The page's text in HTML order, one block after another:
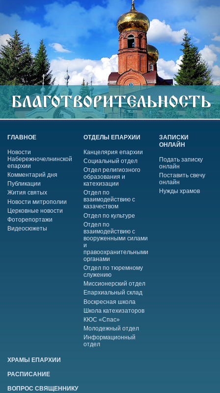
ГЛАВНОЕ
Новости
Набережночелнинской
епархии
Комментарий дня
Публикации
Жития святых
Новости митрополии
Церковные новости
Фоторепортажи
Видеосюжеты
ОТДЕЛЫ ЕПАРХИИ
Канцелярия епархии
Социальный отдел
Отдел религиозного
образования и
катехизации
Отдел по
взаимодействию с
казачеством
Отдел по культуре
Отдел по
взаимодействию с
вооруженными силами
и
правоохранительными
органами
Отдел по тюремному
служению
Миссионерский отдел
Епархиальный склад
Воскресная школа
Школа катехизаторов
КЮС «Спас»
Молодежный отдел
Информационный
отдел
ЗАПИСКИ
ОНЛАЙН
Подать записку
онлайн
Поставить свечу
онлайн
Нужды храмов
ХРАМЫ ЕПАРХИИ
РАСПИСАНИЕ
ВОПРОС СВЯЩЕННИКУ